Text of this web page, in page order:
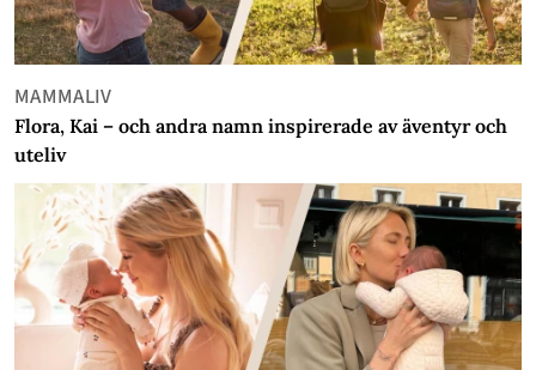
MAMMALIV
Flora, Kai – och andra namn inspirerade av äventyr och
uteliv